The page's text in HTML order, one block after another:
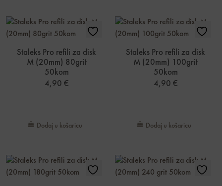
Staleks Pro refili za disk
M (20mm) 80grit
50kom
4,90 €
Dodaj u košaricu
Staleks Pro refili za disk
M (20mm) 100grit
50kom
4,90 €
Dodaj u košaricu